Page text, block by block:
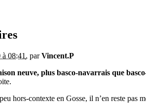
08:41 , parVincent.P
neuve, plus basco-navarrais que
hors-contexte en Gosse, il n’en reste pas